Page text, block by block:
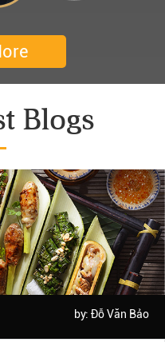
받으셨답니다. 멋진
크루즈와 Darian
려요 ^^
good services.
everyday.
day.
2 năm 2019
Blogs
by: Đỗ Văn Bảo